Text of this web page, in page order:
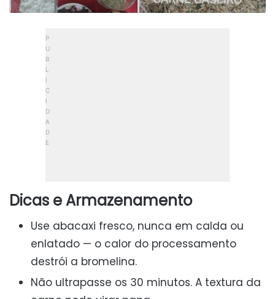
Dicas e Armazenamento
Use abacaxi fresco, nunca em calda ou
enlatado — o calor do processamento
destrói a bromelina.
Não ultrapasse os 30 minutos. A textura da